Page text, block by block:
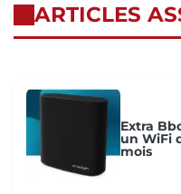
ARTICLES
Extra
un WiFi
mois